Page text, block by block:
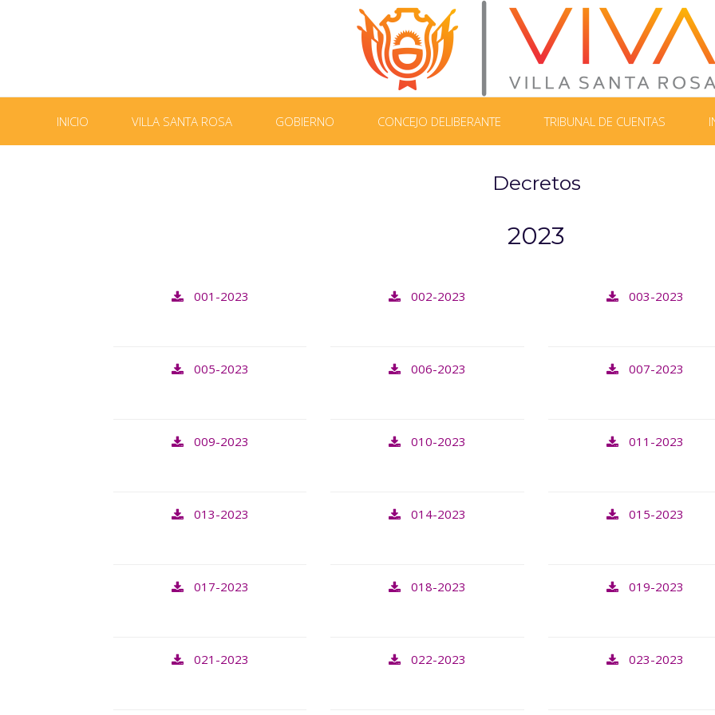
INICIO VILLA SANTA ROSA GOBIERNO CONCEJO DELIBERANTE TRIBUNAL DE CUENTAS
Decretos
2023
001-2023 002-2023 003-2023
005-2023 006-2023 007-2023
009-2023 010-2023 011-2023
013-2023 014-2023 015-2023
017-2023 018-2023 019-2023
021-2023 022-2023 023-2023